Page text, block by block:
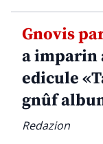
Gnovis
a imparin
edicule
gnûf
Redazion